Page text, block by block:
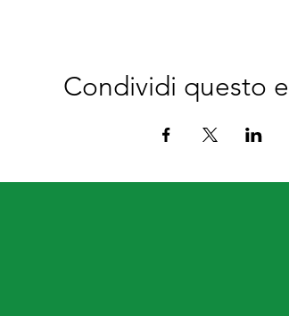
Condividi questo